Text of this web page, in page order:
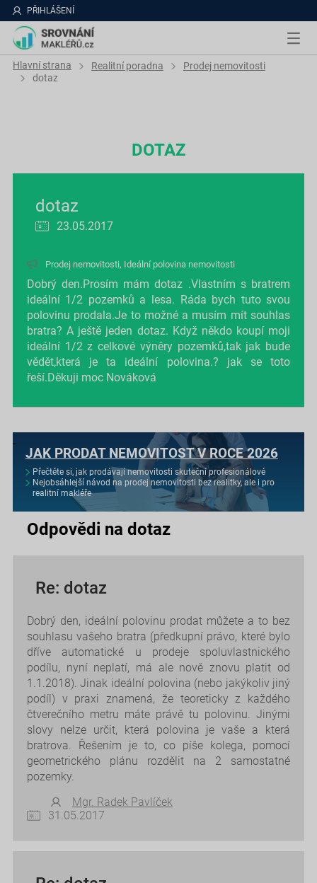
PŘIHLÁŠENÍ
Hlavní strana Realitní poradna
Prodej nemovitosti
dotaz
DOTAZ
dotaz
23.05.2017
Prodej nemovitosti, Ideální polovina nemovitosti
Dobrý den.Prosím mám dotaz .Vlastním s bratrem
ideální 1/2 pozemků a lesa. Ráda bych tuto svou
polovinu prodala.Je to možné a musím mít souhlas
bratra? A ještě jeden dotaz. Když někdo koupí moji
ideální 1/2 z celkové výněry pozemků,tak jak bude
vědět,která je ta ideální polovina.? jak se toto
řeší.Děkuji moc Nováková
JAK PRODAT NEMOVITOST V ROCE 2026
Přečtěte si, jak prodávají nemovitosti skuteční profesionálové
Nejobsáhlejší návod na prodej nemovitosti bez realitky, ale i pro
realitní makléře
Odpovědi na dotaz
Re: dotaz
Dobrý den, ideální polovinu prodat můžete a to bez
souhlasu vašeho bratra (předkupní právo, které bylo
dříve automatické u prodeje spoluvlastnického
podílu, nyní neplatí, má ale nově znovu platit od
1.1.2018). Jinak ideální polovina (nebo jakýkoliv jiný
podíl) v praxi znamená, že teoreticky z každého
čtverečního metru máte právě tu polovinu. Jinými
slovy nelze určit, která polovina je vaše a která
bratrova. Řešením je to, co píše kolega, pomocí
geometrického plánu rozdělit na 2 samostatné
pozemky.
Mgr. Radek Pavlíček
31.05.2017